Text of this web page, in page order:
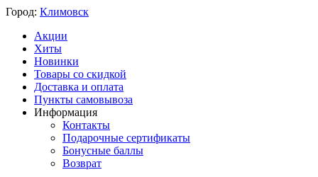
Город: Климовск
Акции
Хиты
Новинки
Товары со скидкой
Доставка и оплата
Пункты самовывоза
Информация
Контакты
Подарочные сертификаты
Бонусные баллы
Возврат